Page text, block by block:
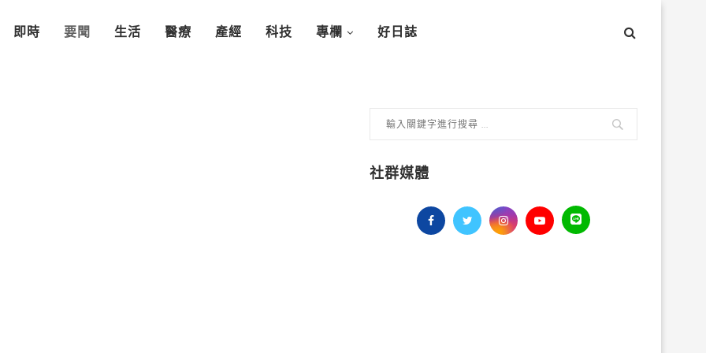
即時 要聞 生活 醫療 產經 科技 專欄 好日誌
社群媒體